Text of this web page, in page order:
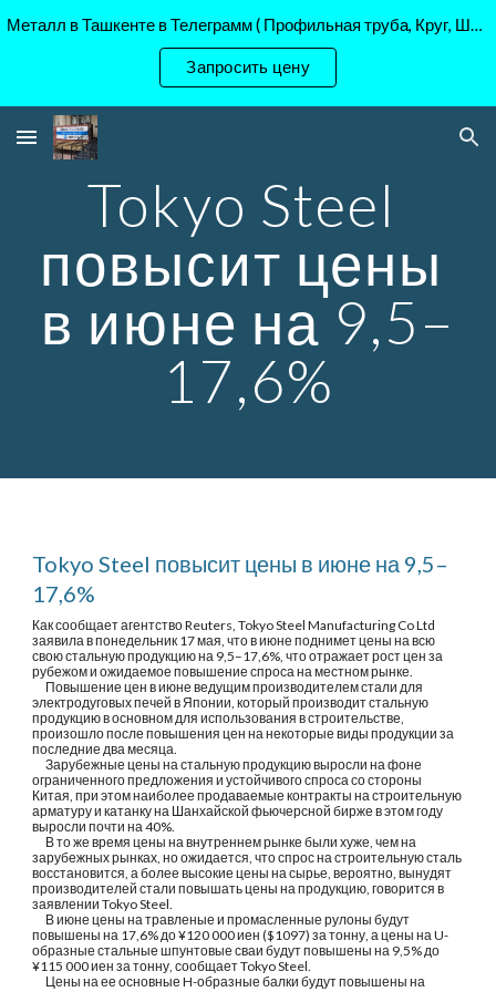
Skip to navigation
Металл в Ташкенте в Телеграмм ( Профильная труба, Круг, Шестигранник Ст45, 40Х, )
Запросить цену
Tokyo Steel
повысит цены
в июне на 9,5–
17,6%
Tokyo Steel повысит цены в июне на 9,5–
17,6%
Как сообщает агентство Reuters, Tokyo Steel Manufacturing Co Ltd
заявила в понедельник 17 мая, что в июне поднимет цены на всю
свою стальную продукцию на 9,5–17,6%, что отражает рост цен за
рубежом и ожидаемое повышение спроса на местном рынке.
электродуговых печей в Японии, который производит стальную
продукцию в основном для использования в строительстве,
произошло после повышения цен на некоторые виды продукции за
последние два месяца.
      Зарубежные цены на стальную продукцию выросли на фоне
ограниченного предложения и устойчивого спроса со стороны
Китая, при этом наиболее продаваемые контракты на строительную
арматуру и катанку на Шанхайской фьючерсной бирже в этом году
выросли почти на 40%.
зарубежных рынках, но ожидается, что спрос на строительную сталь
восстановится, а более высокие цены на сырье, вероятно, вынудят
производителей стали повышать цены на продукцию, говорится в
заявлении Tokyo Steel.
повышены на 17,6% до ¥120 000 иен ($1097) за тонну, а цены на U-
образные стальные шпунтовые сваи будут повышены на 9,5% до
¥115 000 иен за тонну, сообщает Tokyo Steel.